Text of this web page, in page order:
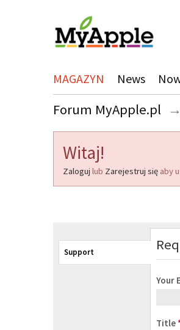
MAGAZYN News
Forum MyApple.pl →
Witaj!
Zaloguj lub Zarejestruj się aby
Support
Your
Title